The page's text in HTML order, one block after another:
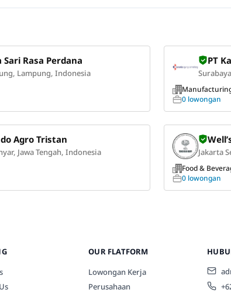
Sari Rasa Perdana
Lampung, Indonesia
PT
0 lowongan
Agro Tristan
Jawa Tengah, Indonesia Jakarta
Food &
0 lowongan
OUR FLATFORM
Lowongan Kerja
Perusahaan